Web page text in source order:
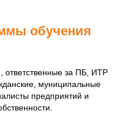
обучения
ответственные за ПБ, ИТР
муниципальные
предприятий и